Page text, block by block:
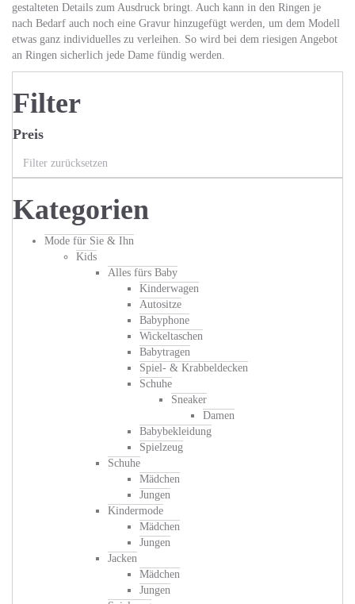
gestalteten Details zum Ausdruck bringt. Auch kann in den Ringen je
nach Bedarf auch noch eine Gravur hinzugefügt werden, um dem Modell
etwas ganz individuelles zu verleihen. So wird bei dem riesigen Angebot
an Ringen sicherlich jede Dame fündig werden.
Filter
Preis
Filter zurücksetzen
Kategorien
Mode für Sie & Ihn
Kids
Alles fürs Baby
Kinderwagen
Autositze
Babyphone
Wickeltaschen
Babytragen
Spiel- & Krabbeldecken
Schuhe
Sneaker
Damen
Babybekleidung
Spielzeug
Schuhe
Mädchen
Jungen
Kindermode
Mädchen
Jungen
Jacken
Mädchen
Jungen